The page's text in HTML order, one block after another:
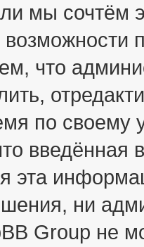
мы
что
по своему
эта
ни
Group не